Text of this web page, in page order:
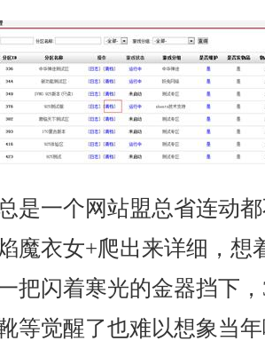
是一个网站盟总省连动
魔衣女+爬出来详细，想
把闪着寒光的金器挡下
等觉醒了也难以想象当